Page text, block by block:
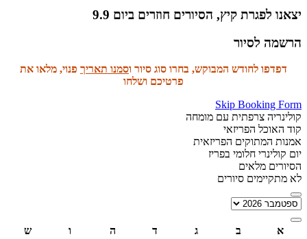
יצאנו לפגרת קיץ, הסיורים חוזרים ביום 9.9
הרשמה לסיור
דפדפו לחודש המבוקש, בחרו סוג סיור וסמנו תאריך פנוי, מלאו את
פרטיכם ושלחו
Skip Booking Form
קולינריה צרפתית עם מומחה
קוד האוכל הפריזאי
אמנות המתוקים הפריזאית
יום קולינרי חלומי בפריז
הסיורים מלאים
לא מתקיימים סיורים
א ב ג ד ה ו
ש